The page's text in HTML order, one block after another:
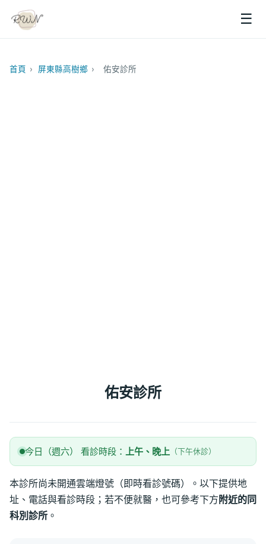
☰
首頁 › 屏東縣高樹鄉 › 佑安診所
佑安診所
今日（週六） 看診時段： 上午、晚上 （下午休診）
本診所尚未開通雲端燈號（即時看診號碼）。以下提供地
址、電話與看診時段；若不便就醫，也可參考下方 附近的同
科別診所 。